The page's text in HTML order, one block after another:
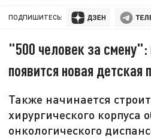
ПОДПИШИТЕСЬ:
"500 человек за смену":
появится новая детская
Также начинается
хирургического корпуса
онкологического